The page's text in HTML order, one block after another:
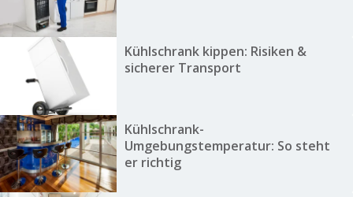
Kühlschrank kippen: Risiken &
sicherer Transport
Kühlschrank-
Umgebungstemperatur: So steht
er richtig